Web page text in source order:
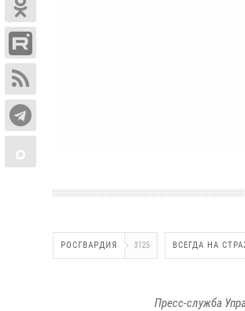
РОСГВАРДИЯ 3125 ВСЕГДА НА
Пресс-служба